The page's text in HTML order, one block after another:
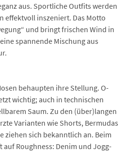
aus. Sportliche Outfits werden
effektvoll inszeniert. Das Motto
und bringt frischen Wind in
spannende Mischung aus
behaupten ihre Stellung. O-
wichtig; auch in technischen
Saum. Zu den (über)langen
Varianten wie Shorts, Bermudas
ziehen sich bekanntlich an. Beim
Roughness: Denim und Jogg-